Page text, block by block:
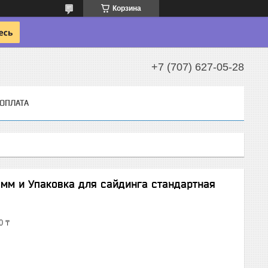
Корзина
+7 (707) 627-05-28
и Упаковка для сайдинга стандартная
₸